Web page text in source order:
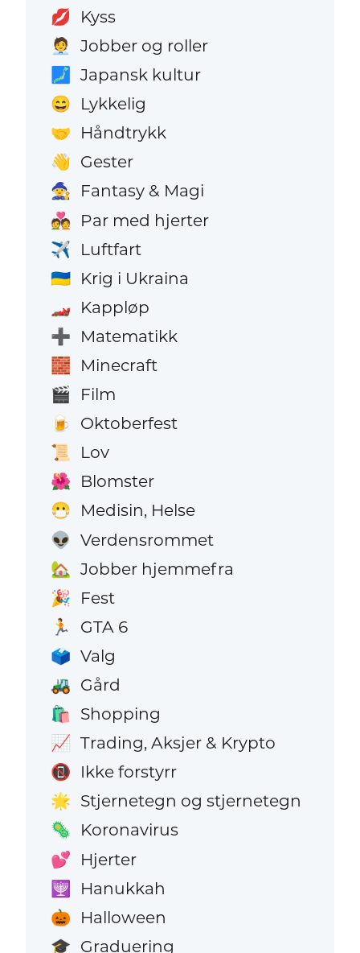
💋 Kyss
🧑‍💼 Jobber og roller
🗾 Japansk kultur
😄 Lykkelig
🤝 Håndtrykk
👋 Gester
🧙 Fantasy & Magi
💑 Par med hjerter
✈️ Luftfart
🇺🇦 Krig i Ukraina
🏎️ Kappløp
➕ Matematikk
🧱 Minecraft
🎬 Film
🍺 Oktoberfest
📜 Lov
🌺 Blomster
😷 Medisin, Helse
👽 Verdensrommet
🏡 Jobber hjemmefra
🎉 Fest
🏃 GTA 6
🗳️ Valg
🚜 Gård
🛍️ Shopping
📈 Trading, Aksjer & Krypto
📵 Ikke forstyrr
🌟 Stjernetegn og stjernetegn
🦠 Koronavirus
💕 Hjerter
🕎 Hanukkah
🎃 Halloween
🎓 Graduering